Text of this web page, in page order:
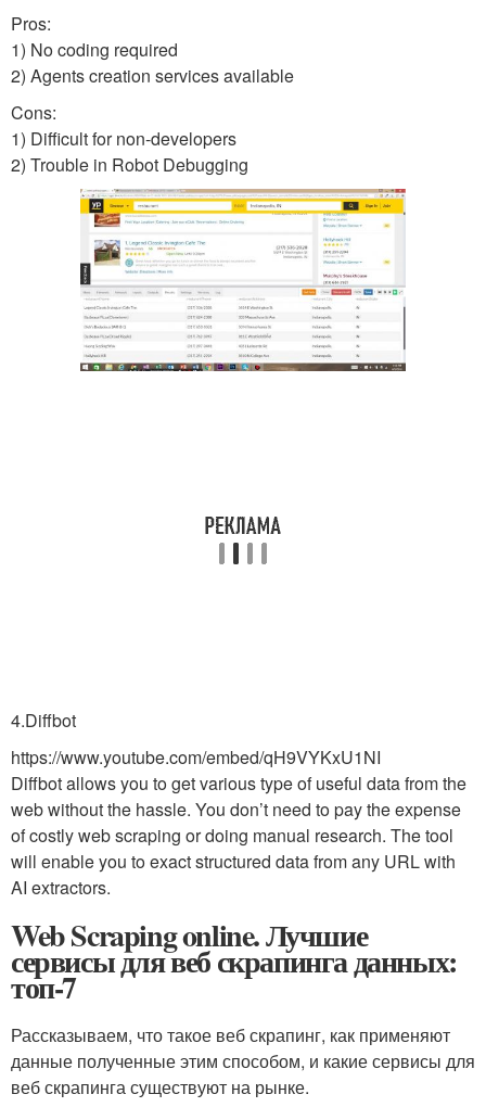
Pros:
1) No coding required
2) Agents creation services available
Cons:
1) Difficult for non-developers
2) Trouble in Robot Debugging
4.Diffbot
https://www.youtube.com/embed/qH9VYKxU1NI
Diffbot allows you to get various type of useful data from the
web without the hassle. You don’t need to pay the expense
of costly web scraping or doing manual research. The tool
will enable you to exact structured data from any URL with
AI extractors.
Web Scraping online. Лучшие
сервисы для веб скрапинга данных:
топ-7
Рассказываем, что такое веб скрапинг, как применяют
данные полученные этим способом, и какие сервисы для
веб скрапинга существуют на рынке.